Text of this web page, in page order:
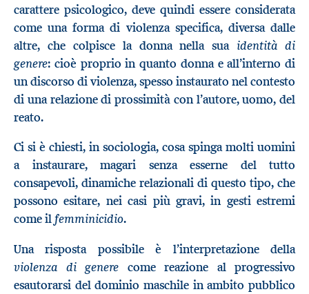
carattere psicologico, deve quindi essere considerata
come una forma di violenza specifica, diversa dalle
altre, che colpisce la donna nella suaidentità di
genere: cioè proprio in quanto donna e all’interno di
un discorso di violenza, spesso instaurato nel contesto
di una relazione di prossimità con l’autore, uomo, del
reato.
Ci si è chiesti, in sociologia, cosa spinga molti uomini
a instaurare, magari senza esserne del tutto
consapevoli, dinamiche relazionali di questo tipo, che
possono esitare, nei casi più gravi, in gesti estremi
come ilfemminicidio.
Una risposta possibile è l’interpretazione della
violenza di genere come reazione al progressivo
esautorarsi del dominio maschile in ambito pubblico